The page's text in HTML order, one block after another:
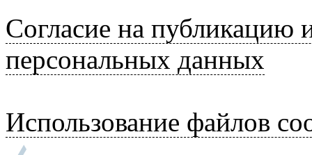
Согласие на публикацию
персональных данных
Использование файлов